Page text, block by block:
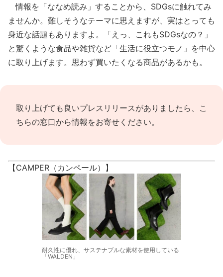
情報を「ななめ読み」することから、SDGsに触れてみ
ませんか。難しそうなテーマに思えますが、実はとっても
身近な話題もありますよ。「えっ、これもSDGsなの？」
と驚くような食品や雑貨など「生活に役立つモノ」を中心
に取り上げます。思わず買いたくなる商品があるかも。
取り上げても良いプレスリリースがありましたら、 こ
ちらの窓口から情報をお寄せください。
【CAMPER（カンペール）】
耐久性に優れ、サステナブルな素材を使用している
「WALDEN」